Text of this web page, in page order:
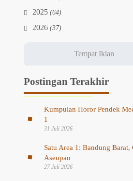
2025(64)
2026(37)
Postingan Terakhir
Kumpulan Horor Pendek
1
31 Juli 2026
Satu Area 1: Bandung Barat,
Aseupan
27 Juli 2026